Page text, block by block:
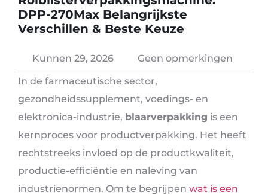
DPP-270Max Belangrijkste
Verschillen & Beste Keuze
Kunnen 29, 2026
Geen opmerkingen
In de farmaceutische sector,
gezondheidssupplement, voedings- en
elektronica-industrie, blaarverpakking is een
kernproces voor productverpakking. Het heeft
rechtstreeks invloed op de productkwaliteit,
productie-efficiëntie en naleving van
industrienormen. Om te begrijpen wat is een